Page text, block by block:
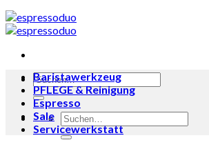
Suche
nach:
Suche
nach:
Baristawerkzeug
PFLEGE & Reinigung
Espresso
Sale
Servicewerkstatt